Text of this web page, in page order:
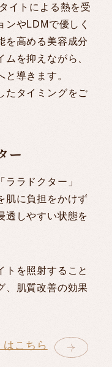
イトによる熱を受
ンやLDMで優しく
を高める美容成分
を抑えながら、
導きます。
たタイミングをご
ー
ラドクター」
肌に負担をかけず
透しやすい状態を
トを照射すること
、肌質改善の効果
こちら